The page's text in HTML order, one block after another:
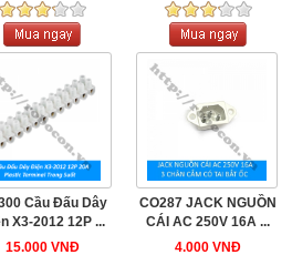
Cầu Đấu Dây
X3-2012 12P ...
15.000 VNĐ
CO287 JACK NGUỒN
CÁI AC 250V 16A ...
4.000 VNĐ